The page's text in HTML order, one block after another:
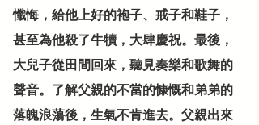
懺悔，給他上好的袍子、戒子和鞋子，
甚至為他殺了牛犢，大肆慶祝。最後，
大兒子從田間回來，聽見奏樂和歌舞的
聲音。了解父親的不當的慷慨和弟弟的
落魄浪蕩後，生氣不肯進去。父親出來